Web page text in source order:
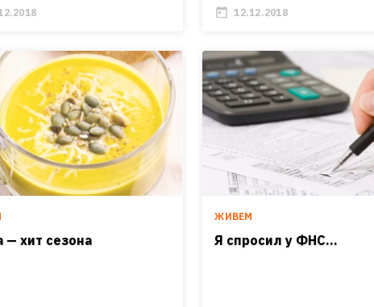
12.12.2018
— хит сезона
ЖИВЕМ
Я спросил у ФНС…